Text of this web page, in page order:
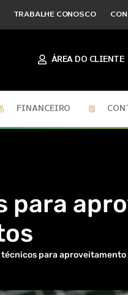
TRABALHE CONOSCO
ÁREA DO CLIENTE
FINANCEIRO
para
para